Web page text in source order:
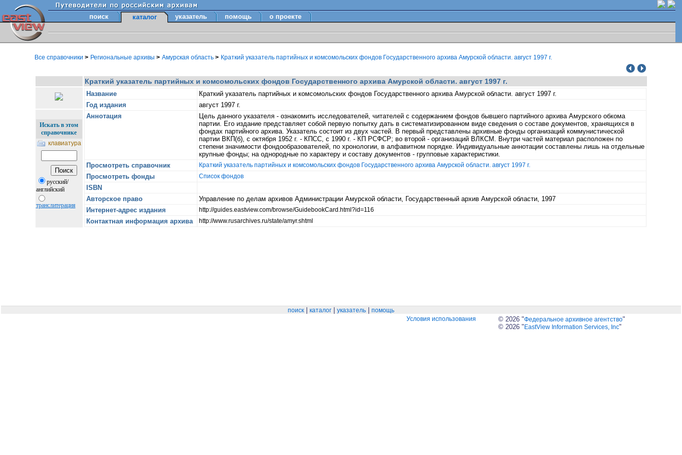
поиск каталог указатель помощь о проекте
Все справочники > Региональные архивы > Амурская область > Краткий указатель партийных и комсомольских фондов Государственного архива Амурской области. август 1997 г.
Краткий указатель партийных и комсомольских фондов Государственного архива Амурской области. август 1997 г.
Название
Краткий указатель партийных и комсомольских фондов Государственного архива Амурской области. август 1997 г.
Год издания
август 1997 г.
Аннотация
Цель данного указателя - ознакомить исследователей, читателей с содержанием фондов бывшего партийного архива Амурского обкома
партии. Его издание представляет собой первую попытку дать в систематизированном виде сведения о составе документов, хранящихся в
фондах партийного архива. Указатель состоит из двух частей. В первый представлены архивные фонды организаций коммунистической
партии ВКП(б), с октября 1952 г. - КПСС, с 1990 г. - КП РСФСР; во второй - организаций ВЛКСМ. Внутри частей материал расположен по
степени значимости фондообразователей, по хронологии, в алфавитном порядке. Индивидуальные аннотации составлены лишь на отдельные
крупные фонды; на однородные по характеру и составу документов - групповые характеристики.
Просмотреть справочник
Краткий указатель партийных и комсомольских фондов Государственного архива Амурской области. август 1997 г.
Просмотреть фонды Список фондов
ISBN
Авторское право
Управление по делам архивов Администрации Амурской области, Государственный архив Амурской области, 1997
Интернет-адрес издания
http://guides.eastview.com/browse/GuidebookCard.html?id=116
Контактная информация архива http://www.rusarchives.ru/state/amyr.shtml
Искать в этом
справочнике
клавиатура
русский/
английский
транслитерация
поиск каталог указатель
помощь
Условия использования
© 2026 "Федеральное архивное агентство"
© 2026 " EastView Information Services, Inc"